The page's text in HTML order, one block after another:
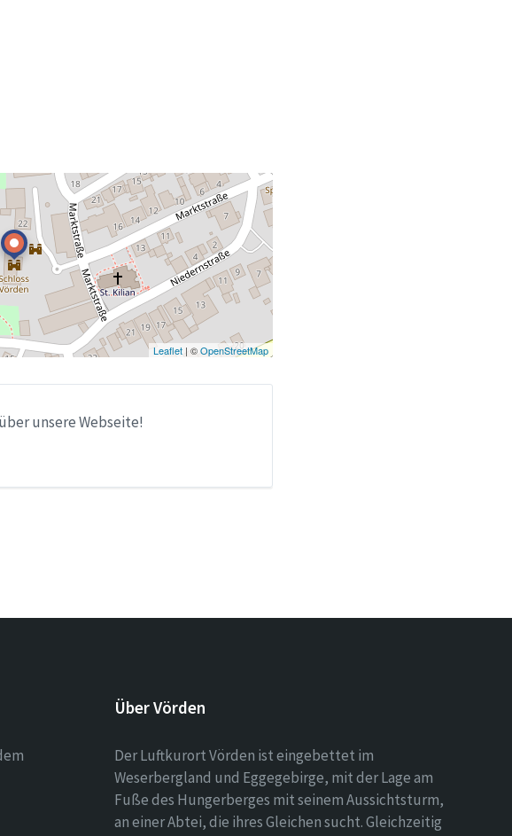
Leaflet| ©OpenStreetMap
unsere Webseite!
Über Vörden
Der Luftkurort Vörden ist eingebettet im
Weserbergland und Eggegebirge, mit der Lage am
Fuße des Hungerberges mit seinem Aussichtsturm,
an einer Abtei, die ihres Gleichen sucht. Gleichzeitig